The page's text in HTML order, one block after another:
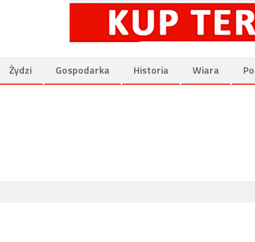
Żydzi Gospodarka Historia Wiara